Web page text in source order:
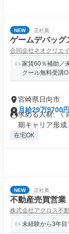
NEW 正社員
ゲームデバッグ
合同会社ネオクリエ
家賃60％補助／
クール無料受講
宮崎県日向市
月給29万9700
求める人材: 《
期キャリア形成...
在宅OK
NEW 正社員
不動産売買営業
株式会社アクロス不
未経験から3年